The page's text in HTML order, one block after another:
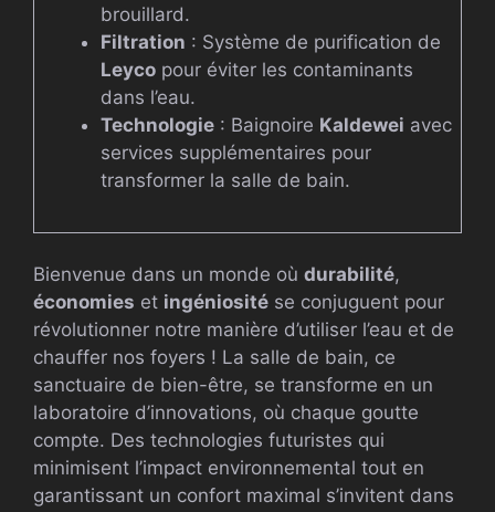
brouillard.
Filtration : Système de purification de
Leycopour éviter les contaminants
dans l’eau.
Technologie: Baignoire Kaldewei avec
services supplémentaires pour
transformer la salle de bain.
Bienvenue dans un monde où durabilité,
économies et ingéniosité se conjuguent pour
révolutionner notre manière d’utiliser l’eau et de
chauffer nos foyers ! La salle de bain, ce
sanctuaire de bien-être, se transforme en un
laboratoire d’innovations, où chaque goutte
compte. Des technologies futuristes qui
minimisent l’impact environnemental tout en
garantissant un confort maximal s’invitent dans